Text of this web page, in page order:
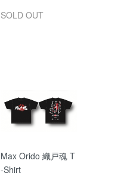
SOLD OUT
Max Orido 織戸魂 T
-Shirt